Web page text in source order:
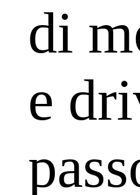
di
e